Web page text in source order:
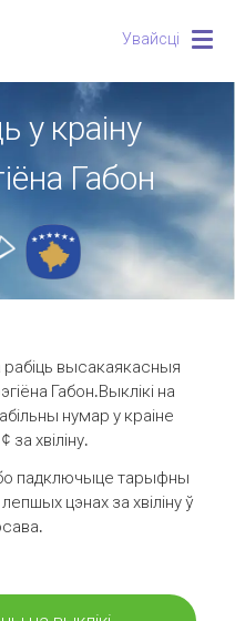
Увайсці
у краіну
Габон
высакаякасныя
Габон.Выклікі на
нумар у краіне
за хвіліну.
падключыце тарыфны
цэнах за хвіліну ў